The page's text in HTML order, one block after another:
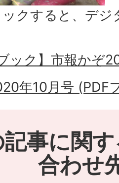
クすると、デ
ック】市報かぞ
年10月号 (PDF
記事に関
合わせ